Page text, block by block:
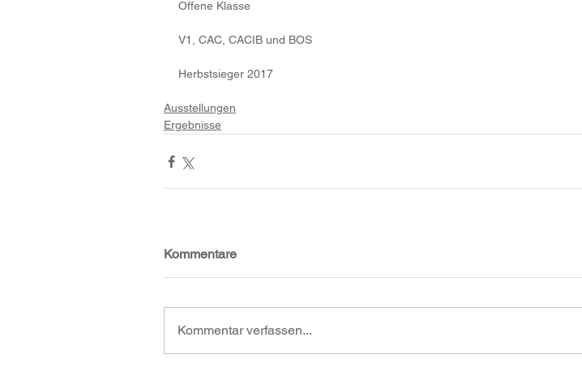
Offene Klasse
V1, CAC, CACIB und BOS
Herbstsieger 2017
Ausstellungen
Ergebnisse
Kommentare
Kommentar verfassen...